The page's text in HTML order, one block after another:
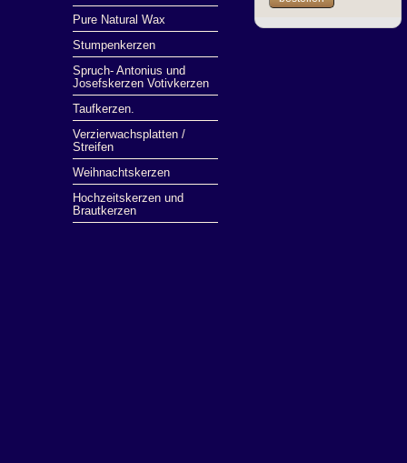
Pure Natural Wax
Stumpenkerzen
Spruch- Antonius und
Josefskerzen Votivkerzen
Taufkerzen.
Verzierwachsplatten /
Streifen
Weihnachtskerzen
Hochzeitskerzen und
Brautkerzen